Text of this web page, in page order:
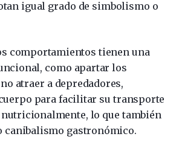
igual grado de simbolismo o
comportamientos tienen una
como apartar los
atraer a depredadores,
para facilitar su transporte
lo que también
canibalismo gastronómico.